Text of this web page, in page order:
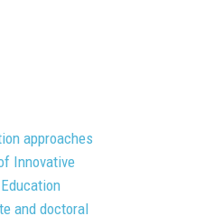
approaches
Innovative
and doctoral